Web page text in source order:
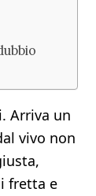
Arriva un
vivo non
fretta e